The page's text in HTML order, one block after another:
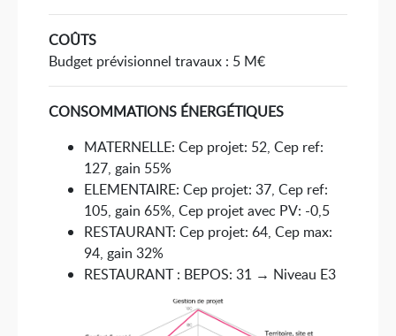
COÛTS
Budget prévisionnel travaux : 5 M€
CONSOMMATIONS ÉNERGÉTIQUES
MATERNELLE: Cep projet: 52, Cep ref:
127, gain 55%
ELEMENTAIRE: Cep projet: 37, Cep ref:
105, gain 65%, Cep projet avec PV: -0,5
RESTAURANT: Cep projet: 64, Cep max:
94, gain 32%
RESTAURANT : BEPOS: 31 → Niveau E3